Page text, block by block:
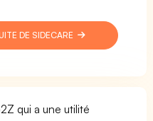
DE SIDECARE
qui a une utilité